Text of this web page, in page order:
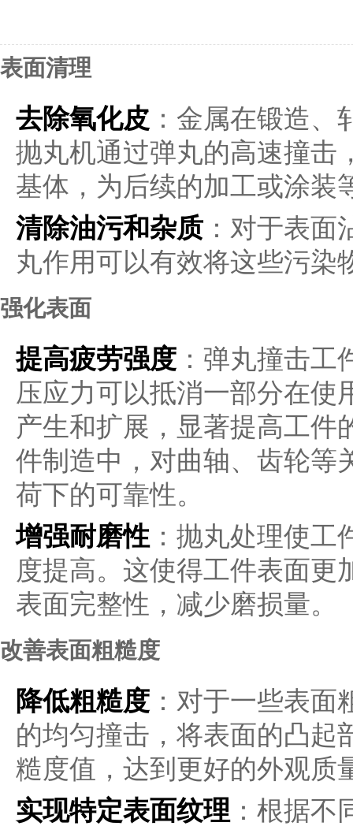
表面清理
去除氧化皮 ：金属在锻造
抛丸机通过弹丸的高速撞击
基体，为后续的加工或涂装
清除油污和杂质 ：对于表
丸作用可以有效将这些污染
强化表面
提高疲劳强度 ：弹丸撞击
压应力可以抵消一部分在使
产生和扩展，显著提高工件
件制造中，对曲轴、齿轮等
荷下的可靠性。
增强耐磨性 ：抛丸处理使
度提高。这使得工件表面更
表面完整性，减少磨损量。
改善表面粗糙度
降低粗糙度 ：对于一些表
的均匀撞击，将表面的凸起
糙度值，达到更好的外观质
实现特定表面纹理 ：根据